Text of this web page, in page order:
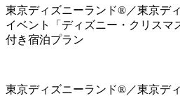
東京ディズニーランド®／東京デ
イベント「ディズニー・クリスマ
付き宿泊プラン
東京ディズニーランド®／東京デ